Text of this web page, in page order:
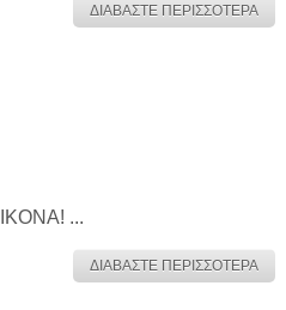
ΔΙΑΒΑΣΤΕ ΠΕΡΙΣΣΟΤΕΡΑ
...
ΔΙΑΒΑΣΤΕ ΠΕΡΙΣΣΟΤΕΡΑ